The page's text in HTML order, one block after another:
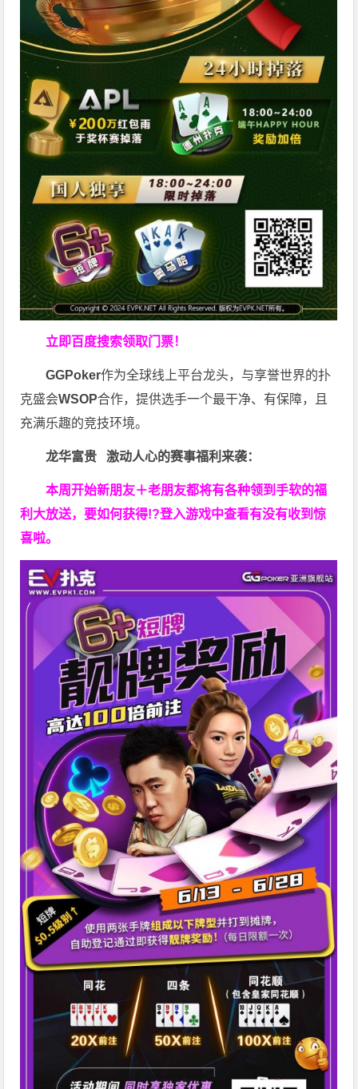
立即百度搜索领取门票！
GGPoker作为全球线上平台龙头，与享誉世界的扑
克盛会WSOP合作，提供选手一个最干净、有保障，且
充满乐趣的竞技环境。
龙华富贵 激动人心的赛事福利来袭：
本周开始新朋友＋老朋友都将有各种领到手软的福
利大放送，要如何获得!?登入游戏中查看有没有收到惊
喜啦。